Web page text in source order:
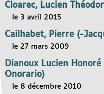
Cloarec, Lucien
le 3 avril 2015
Cailhabet, Pierre (-
le 27 mars 2009
Dianoux Lucien
Onorario)
le 8 décembre 2010